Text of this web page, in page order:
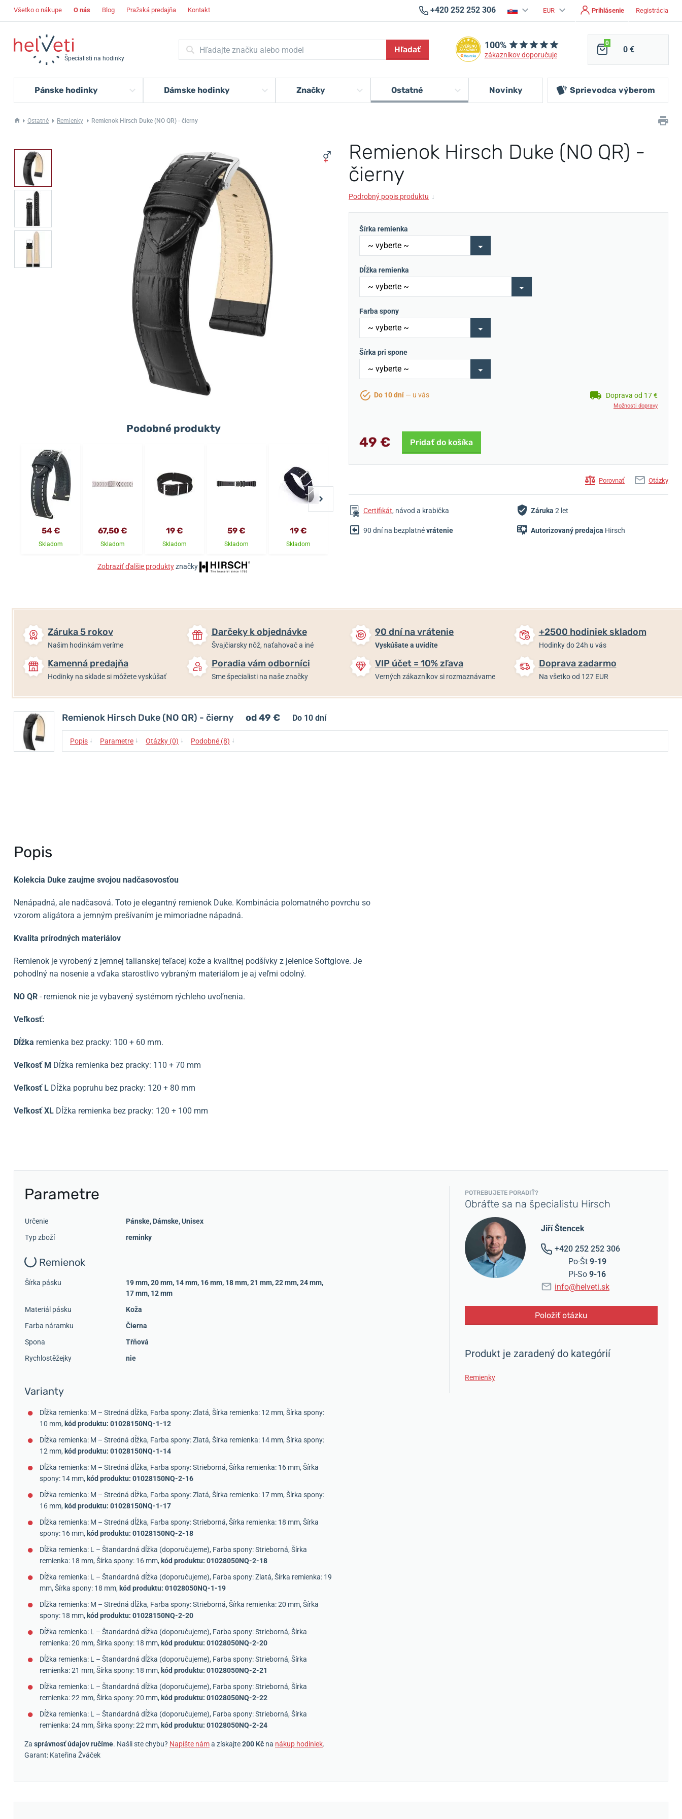
Všetko o nákupe O nás Blog Pražská predajňa Kontakt +420 252 252 306 EUR Prihlásenie Registrácia
Špecialisti na hodinky
Hľadať 100%
zákazníkov doporučuje
0
0 €
Pánske hodinky Dámske hodinky Značky Ostatné Novinky Sprievodca výberom
Ostatné Remienky Remienok Hirsch Duke (NO QR) - čierny
Remienok Hirsch Duke (NO QR) -
čierny
Podrobný popis produktu ↓
Šírka remienka
Dĺžka remienka
Farba spony
Šírka pri spone
Do 10 dní — u vás Doprava od 17 €
Možnosti dopravy
49 € Pridať do košíka
Porovnať Otázky
Certifikát, návod a krabička Záruka 2 let
90 dní na bezplatnévrátenie Autorizovaný predajca Hirsch
Podobné produkty
54 €
Skladom
67,50 €
Skladom
19 €
Skladom
59 €
Skladom
19 €
Skladom
25 € 25 € 35,80 € 35,80 €
Zobraziť ďalšie produktyznačky
Záruka 5 rokov
Našim hodinkám veríme
Darčeky k objednávke
Švajčiarsky nôž, naťahovač a iné
90 dní na vrátenie
Vyskúšate a uvidíte
+2500 hodiniek skladom
Hodinky do 24h u vás
Kamenná predajňa
Hodinky na sklade si môžete vyskúšať
Poradia vám odborníci
Sme špecialisti na naše značky
VIP účet = 10% zľava
Verných zákazníkov si rozmaznávame
Doprava zadarmo
Na všetko od 127 EUR
Remienok Hirsch Duke (NO QR) - čierny od 49 € Do 10 dní
Popis ↓ Parametre ↓ Otázky (0) ↓ Podobné (8) ↓
Popis
Kolekcia Duke zaujme svojou nadčasovosťou
Nenápadná, ale nadčasová. Toto je elegantný remienok Duke. Kombinácia polomatného povrchu so
vzorom aligátora a jemným prešívaním je mimoriadne nápadná.
Kvalita prírodných materiálov
Remienok je vyrobený z jemnej talianskej teľacej kože a kvalitnej podšívky z jelenice Softglove. Je
pohodlný na nosenie a vďaka starostlivo vybraným materiálom je aj veľmi odolný.
NO QR - remienok nie je vybavený systémom rýchleho uvoľnenia.
Veľkosť:
Dĺžka remienka bez pracky: 100 + 60 mm.
Veľkosť M Dĺžka remienka bez pracky: 110 + 70 mm
Veľkosť L Dĺžka popruhu bez pracky: 120 + 80 mm
Veľkosť XL Dĺžka remienka bez pracky: 120 + 100 mm
Parametre
Určenie Pánske, Dámske,Unisex
Typ zboží
reminky
Remienok
Šírka pásku 19 mm,20 mm, 14 mm, 16 mm, 18 mm,21 mm,22 mm,24 mm,
17 mm, 12 mm
Materiál pásku
Koža
Farba náramku
Čierna
Spona
Tŕňová
Rychlostěžejky
nie
Varianty
Dĺžka remienka: M – Stredná dĺžka, Farba spony: Zlatá, Šírka remienka: 12 mm, Šírka spony:
10 mm, kód produktu: 01028150NQ-1-12
Dĺžka remienka: M – Stredná dĺžka, Farba spony: Zlatá, Šírka remienka: 14 mm, Šírka spony:
12 mm, kód produktu: 01028150NQ-1-14
Dĺžka remienka: M – Stredná dĺžka, Farba spony: Strieborná, Šírka remienka: 16 mm, Šírka
spony: 14 mm, kód produktu: 01028150NQ-2-16
Dĺžka remienka: M – Stredná dĺžka, Farba spony: Zlatá, Šírka remienka: 17 mm, Šírka spony:
16 mm, kód produktu: 01028150NQ-1-17
Dĺžka remienka: M – Stredná dĺžka, Farba spony: Strieborná, Šírka remienka: 18 mm, Šírka
spony: 16 mm, kód produktu: 01028150NQ-2-18
Dĺžka remienka: L – Štandardná dĺžka (doporučujeme), Farba spony: Strieborná, Šírka
remienka: 18 mm, Šírka spony: 16 mm, kód produktu: 01028050NQ-2-18
Dĺžka remienka: L – Štandardná dĺžka (doporučujeme), Farba spony: Zlatá, Šírka remienka: 19
mm, Šírka spony: 18 mm, kód produktu: 01028050NQ-1-19
Dĺžka remienka: M – Stredná dĺžka, Farba spony: Strieborná, Šírka remienka: 20 mm, Šírka
spony: 18 mm, kód produktu: 01028150NQ-2-20
Dĺžka remienka: L – Štandardná dĺžka (doporučujeme), Farba spony: Strieborná, Šírka
remienka: 20 mm, Šírka spony: 18 mm, kód produktu: 01028050NQ-2-20
Dĺžka remienka: L – Štandardná dĺžka (doporučujeme), Farba spony: Strieborná, Šírka
remienka: 21 mm, Šírka spony: 18 mm, kód produktu: 01028050NQ-2-21
Dĺžka remienka: L – Štandardná dĺžka (doporučujeme), Farba spony: Strieborná, Šírka
remienka: 22 mm, Šírka spony: 20 mm, kód produktu: 01028050NQ-2-22
Dĺžka remienka: L – Štandardná dĺžka (doporučujeme), Farba spony: Strieborná, Šírka
remienka: 24 mm, Šírka spony: 22 mm, kód produktu: 01028050NQ-2-24
Za správnosť údajov ručíme. Našli ste chybu? Napíšte náma získajte200 Kč na nákup hodiniek.
Garant: Kateřina Žváček
POTREBUJETE PORADIŤ?
Obráťte sa na špecialistu Hirsch
Jiří Štencek
+420 252 252 306
Po-Št 9-19
Pi-So 9-16
info@helveti.sk
Položiť otázku
Produkt je zaradený do kategórií
Remienky